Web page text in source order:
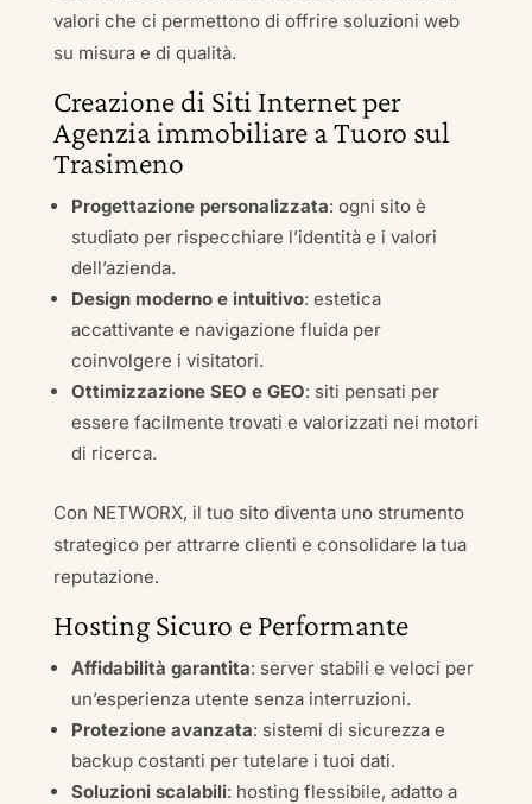
valori che ci permettono di offrire soluzioni web
su misura e di qualità.
Creazione di Siti Internet per
Agenzia immobiliare a Tuoro sul
Trasimeno
Progettazione personalizzata: ogni sito è
studiato per rispecchiare l’identità e i valori
dell’azienda.
Design moderno e intuitivo: estetica
accattivante e navigazione fluida per
coinvolgere i visitatori.
Ottimizzazione SEO e GEO: siti pensati per
essere facilmente trovati e valorizzati nei motori
di ricerca.
Con NETWORX, il tuo sito diventa uno strumento
strategico per attrarre clienti e consolidare la tua
reputazione.
Hosting Sicuro e Performante
Affidabilità garantita: server stabili e veloci per
un’esperienza utente senza interruzioni.
Protezione avanzata: sistemi di sicurezza e
backup costanti per tutelare i tuoi dati.
Soluzioni scalabili: hosting flessibile, adatto a